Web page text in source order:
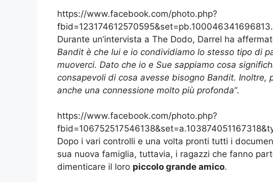
https://www.facebook.com/photo.php?
Durante un’intervista a The Dodo, Darrel ha
Bandit è che lui e io condividiamo lo stesso tipo di
muoverci. Dato che io e Sue sappiamo cosa
consapevoli di cosa avesse bisogno Bandit. Inoltre,
anche una connessione molto più profonda“.
https://www.facebook.com/photo.php?
Dopo i vari controlli e una volta pronti tutti i
sua nuova famiglia, tuttavia, i ragazzi che fanno
dimenticare il loro piccolo grande amico.